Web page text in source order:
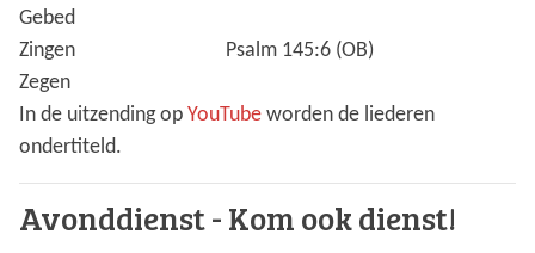
Gebed
Zingen
Psalm 145:6 (OB)
Zegen
In de uitzending op YouTube worden de liederen
ondertiteld.
Avonddienst - Kom ook dienst!